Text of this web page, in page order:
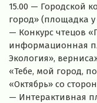
15.00 — Городской
город» (площадка
— Конкурс чтецов
информационная
Экология»,
«Тебе, мой город,
«Октябрь» со
— Интерактивная